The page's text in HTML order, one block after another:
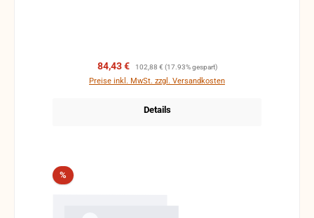
Verkaufspreis:
84,43 € Regulärer Preis:
102,88 € (17.93% gespart)
Preise inkl. MwSt. zzgl. Versandkosten
Details
%Rabatt